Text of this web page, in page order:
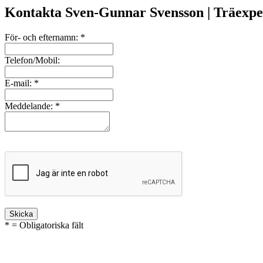
Kontakta Sven-Gunnar Svensson |
För- och efternamn: *
Telefon/Mobil:
E-mail: *
Meddelande: *
* = Obligatoriska fält